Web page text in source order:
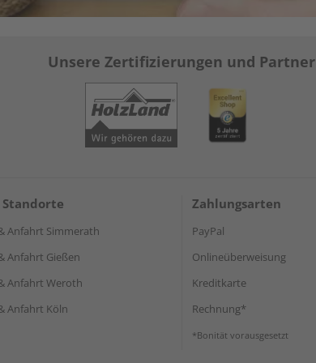
Unsere Zertifizierungen und Partner
Standorte
Anfahrt Simmerath
Anfahrt Gießen
Anfahrt Weroth
Anfahrt Köln
Zahlungsarten
PayPal
Onlineüberweisung
Kreditkarte
Rechnung*
*Bonität vorausgesetzt